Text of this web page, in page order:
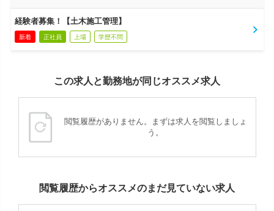
経験者募集！【土木施工管理】
新着 正社員 上場 学歴不問
この求人と勤務地が同じオススメ求人
閲覧履歴がありません。まずは求人を閲覧しましょ
う。
閲覧履歴からオススメのまだ見ていない求人